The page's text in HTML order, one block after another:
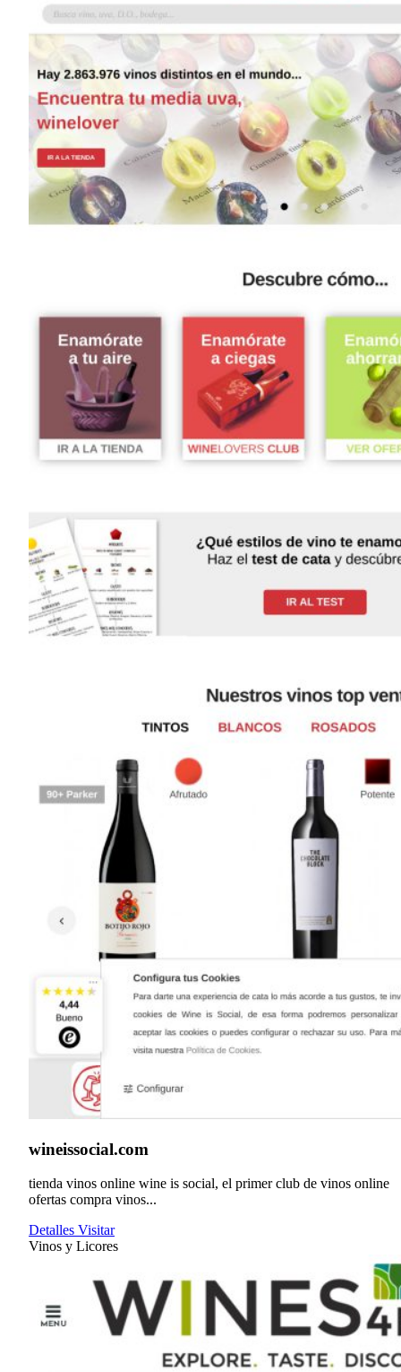
wineissocial.com
tienda vinos online wine is social, el primer club de vinos online
ofertas compra vinos...
Detalles Visitar
Vinos y Licores